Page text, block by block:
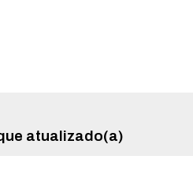
atualizado(a)